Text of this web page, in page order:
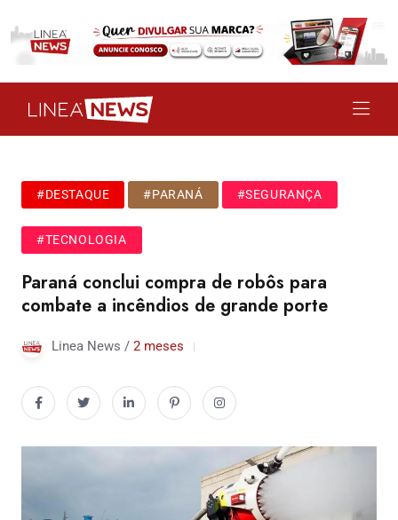
#DESTAQUE #PARANÁ #SEGURANÇA
#TECNOLOGIA
Paraná conclui compra de robôs para
combate a incêndios de grande porte
Linea News / 2 meses